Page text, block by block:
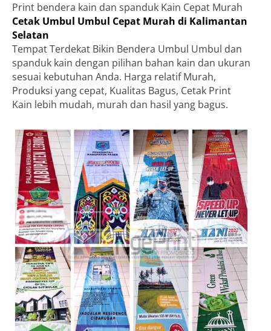
Print bendera kain dan spanduk Kain Cepat Murah
Cetak Umbul Umbul Cepat Murah di Kalimantan
Selatan
Tempat Terdekat Bikin Bendera Umbul Umbul dan
spanduk kain dengan pilihan bahan kain dan ukuran
sesuai kebutuhan Anda. Harga relatif Murah,
Produksi yang cepat, Kualitas Bagus, Cetak Print
Kain lebih mudah, murah dan hasil yang bagus.